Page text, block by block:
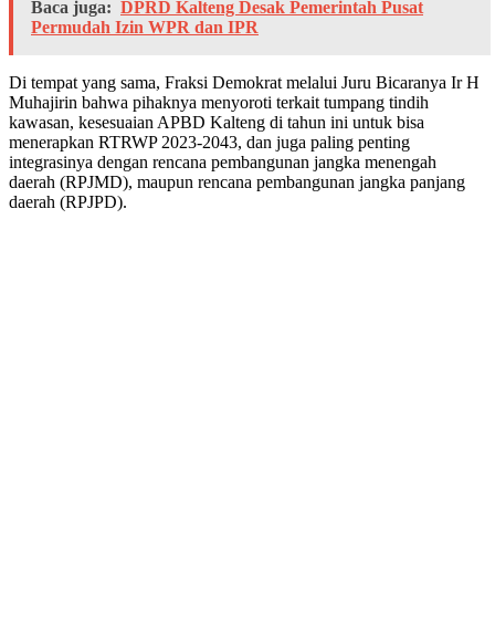
Baca juga: DPRD Kalteng Desak Pemerintah Pusat
Permudah Izin WPR dan IPR
Di tempat yang sama, Fraksi Demokrat melalui Juru Bicaranya Ir H
Muhajirin bahwa pihaknya menyoroti terkait tumpang tindih
kawasan, kesesuaian APBD Kalteng di tahun ini untuk bisa
menerapkan RTRWP 2023-2043, dan juga paling penting
integrasinya dengan rencana pembangunan jangka menengah
daerah (RPJMD), maupun rencana pembangunan jangka panjang
daerah (RPJPD).